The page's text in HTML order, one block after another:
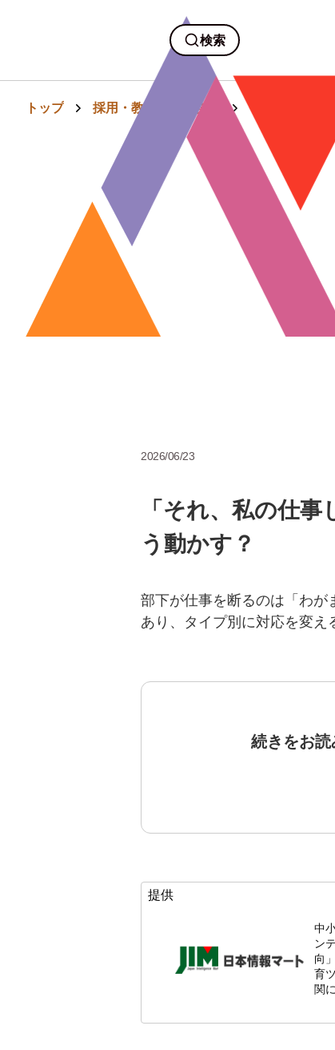
検索
トップ 採用・教育・人事労務 「それ、私の
2026/06/23
「それ、私の仕
う動かす？
部下が仕事を断るのは「わが
あり、タイプ別に対応を変え
続きをお読
提供
中
ン
向
育
関